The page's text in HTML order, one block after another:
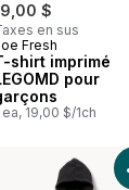
$
en sus
Fresh
shirt imprimé
pour
ea, 19,00 $/1ch
détails du